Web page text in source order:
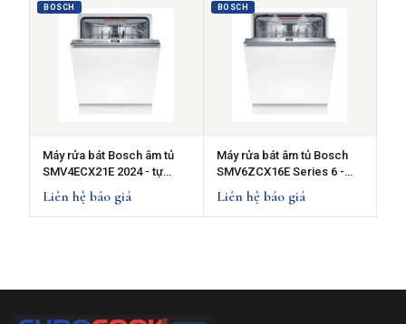
BOSCH
Máy rửa bát Bosch âm tủ
SMV4ECX21E 2024 - tự
động mở cửa, rửa nửa tải
Liên hệ báo giá
BOSCH
Máy rửa bát âm tủ Bosch
SMV6ZCX16E Series 6 -
Sấy Zeolith
Liên hệ báo giá